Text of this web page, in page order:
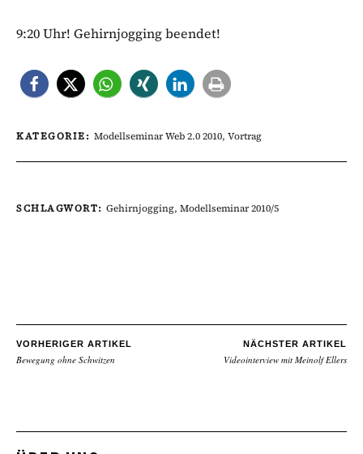
9:20 Uhr! Gehirnjogging beendet!
KATEGORIE: Modellseminar Web 2.0 2010, Vortrag
SCHLAGWORT: Gehirnjogging, Modellseminar 2010/5
VORHERIGER ARTIKEL
Bewegung ohne Schwitzen
NÄCHSTER ARTIKEL
Videointerview mit Meinolf Ellers